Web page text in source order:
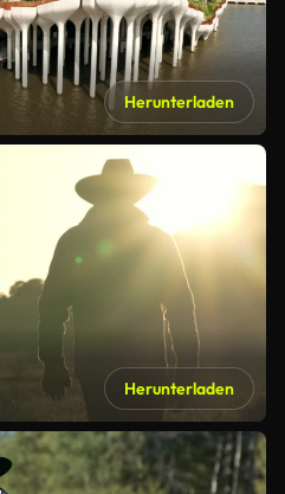
Herunterladen
Herunterladen